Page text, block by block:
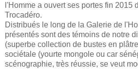
l'Homme a ouvert ses portes fin 2015
Trocadéro.
Distribués le long de la Galerie de
présentés sont des témoins de notre
(superbe collection de bustes en
sociétale (yourte mongole ou car
scénographie, très réussie, se veut